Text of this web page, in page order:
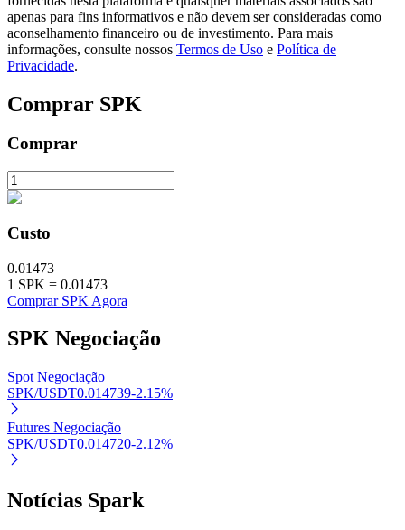
Obtenha lucro a longo prazo e interesses flexíveis
Aprenda a apostar
Aprenda como ganhar renda passiva
apenas para fins informativos e não devem ser consideradas como
aconselhamento financeiro ou de investimento. Para mais
informações, consulte nossos Termos de Uso e Política de
Privacidade.
Comprar SPK
Comprar
Custo
0.01473
1 SPK = 0.01473
Comprar SPK Agora
SPK Negociação
Spot Negociação
SPK/USDT0.014739-2.15%
Futures Negociação
SPK/USDT0.014720-2.12%
Notícias Spark